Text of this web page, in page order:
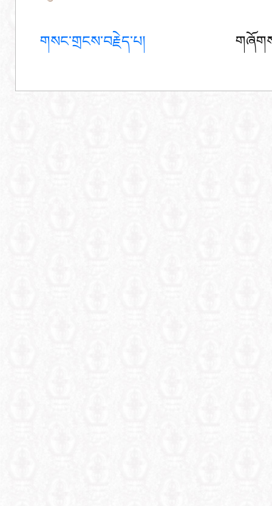
གསང་གྲངས་བརྗེད་པ།